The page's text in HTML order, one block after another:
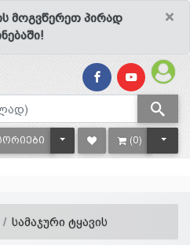
×
მოგვწერეთ პირად
TOGGLE DROPDOWN
(0)
სამაჯური ტყავის